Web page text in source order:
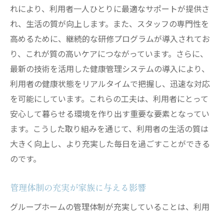
家族とのコミュニケーション強化
定期報告による家族の安心感の確保
家族参画型の管理体制の導入
家族からのフィードバックを活かす工夫
緊急時の家族への迅速な連絡体制
家族との信頼関係構築の重要性
安全性を高めるグループホームの管理体制のポ
イント
安全基準の設定と実施方法
スタッフによる定期的な安全研修
安全設備の定期点検とアップグレード
れにより、利用者一人ひとりに最適なサポートが提供さ
れ、生活の質が向上します。また、スタッフの専門性を
高めるために、継続的な研修プログラムが導入されてお
り、これが質の高いケアにつながっています。さらに、
最新の技術を活用した健康管理システムの導入により、
利用者の健康状態をリアルタイムで把握し、迅速な対応
を可能にしています。これらの工夫は、利用者にとって
安心して暮らせる環境を作り出す重要な要素となってい
ます。こうした取り組みを通じて、利用者の生活の質は
大きく向上し、より充実した毎日を過ごすことができる
のです。
管理体制の充実が家族に与える影響
グループホームの管理体制が充実していることは、利用